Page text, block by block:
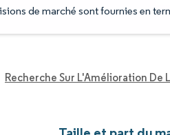
de marché sont fournies en
Recherche Sur L'Amélioration De